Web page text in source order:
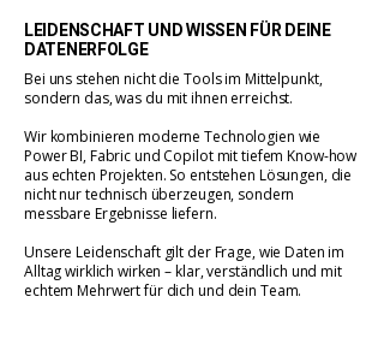
LEIDENSCHAFT UND WISSEN FÜR DEINE
DATENERFOLGE
Bei uns stehen nicht die Tools im Mittelpunkt,
sondern das, was du mit ihnen erreichst.
Wir kombinieren moderne Technologien wie
Power BI, Fabric und Copilot mit tiefem Know-how
aus echten Projekten. So entstehen Lösungen, die
nicht nur technisch überzeugen, sondern
messbare Ergebnisse liefern.
Unsere Leidenschaft gilt der Frage, wie Daten im
Alltag wirklich wirken – klar, verständlich und mit
echtem Mehrwert für dich und dein Team.